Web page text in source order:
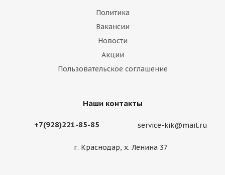
Политика
Вакансии
Новости
Акции
Пользовательское соглашение
Наши контакты
+7(928)221-85-85 service-kik@mail.ru
г. Краснодар, х. Ленина 37